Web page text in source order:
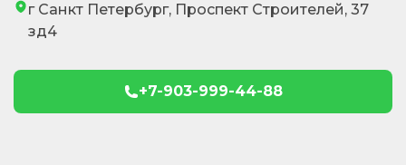
г Санкт Петербург, Проспект Строителей, 37
зд4
+7-903-999-44-88